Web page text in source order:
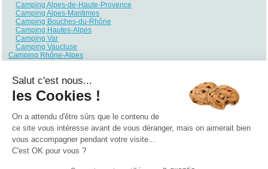
Camping Alpes-de-Haute-Provence
Camping Alpes-Maritimes
Camping Bouches-du-Rhône
Camping Hautes-Alpes
Camping Var
Camping Vaucluse
Camping Rhône-Alpes
Camping Drôme
Camping Haute-Savoie
Camping Isère
Camping Rhône
Qui sommes nous ? |Contactez-nous
Salut c'est nous...
les Cookies !
On a attendu d'être sûrs que le contenu de
ce site vous intéresse avant de vous déranger, mais on aimerait bien
vous accompagner pendant votre visite...
C'est OK pour vous ?